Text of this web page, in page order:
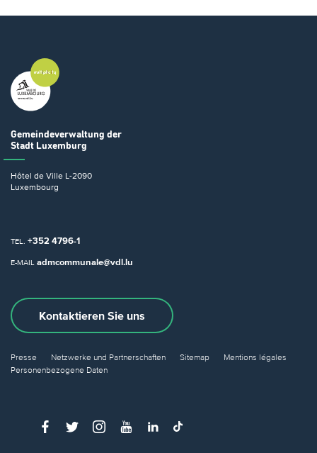
Gemeindeverwaltung der
Stadt Luxemburg
Hôtel de Ville L-2090
Luxembourg
TEL. +352 4796-1
E-MAIL admcommunale@vdl.lu
Kontaktieren Sie uns
Presse Netzwerke und Partnerschaften Sitemap
Mentions légales
Personenbezogene Daten